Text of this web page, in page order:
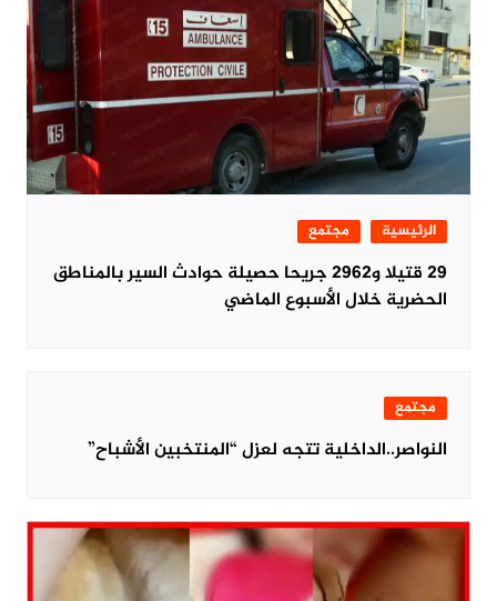
الرئيسية مجتمع
29 قتيلا و2962 جريحا حصيلة حوادث السير بالمناطق
الحضرية خلال الأسبوع الماضي
مجتمع
النواصر..الداخلية تتجه لعزل “المنتخبين الأشباح”